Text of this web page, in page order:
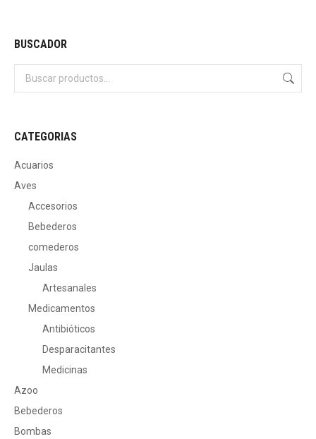
BUSCADOR
CATEGORIAS
Acuarios
Aves
Accesorios
Bebederos
comederos
Jaulas
Artesanales
Medicamentos
Antibióticos
Desparacitantes
Medicinas
Azoo
Bebederos
Bombas